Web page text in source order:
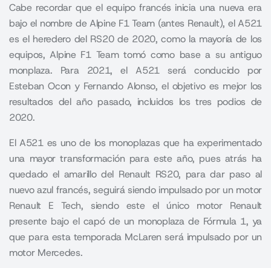
Cabe recordar que el equipo francés inicia una nueva era
bajo el nombre de Alpine F1 Team (antes Renault), el A521
es el heredero del RS20 de 2020, como la mayoría de los
equipos,Alpine F1 Teamtomó como base a su antiguo
monplaza. Para 2021, el A521 será conducido por
Esteban Ocon y Fernando Alonso, el objetivo es mejor los
resultados del año pasado, incluidos los tres podios de
2020.
El A521 es uno de los monoplazas que ha experimentado
una mayor transformación para este año, pues atrás ha
quedado el amarillo del Renault RS20, para dar paso al
nuevo azul francés, seguirá siendo impulsado por un motor
Renault E Tech, siendo este el único motor Renault
presente bajo el capó de un monoplaza de Fórmula 1, ya
que para esta temporada McLaren será impulsado por un
motor Mercedes.